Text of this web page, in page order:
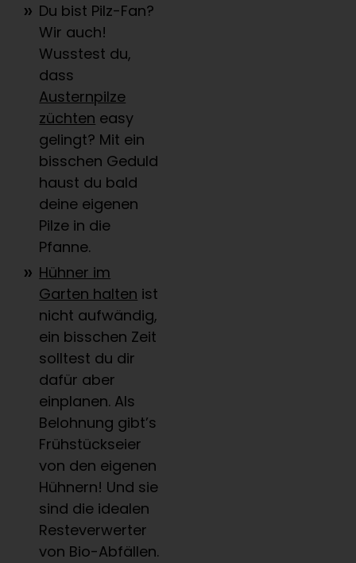
Du bist Pilz-Fan?
Wir auch!
Wusstest du,
dass
Austernpilze
züchten easy
gelingt? Mit ein
bisschen Geduld
haust du bald
deine eigenen
Pilze in die
Pfanne.
Hühner im
Garten halten ist
nicht aufwändig,
ein bisschen Zeit
solltest du dir
dafür aber
einplanen. Als
Belohnung gibt’s
Frühstückseier
von den eigenen
Hühnern! Und sie
sind die idealen
Resteverwerter
von Bio-Abfällen.